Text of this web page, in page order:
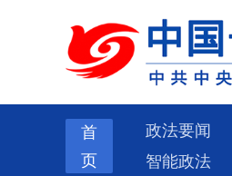
首
页
政法要闻
智能政法